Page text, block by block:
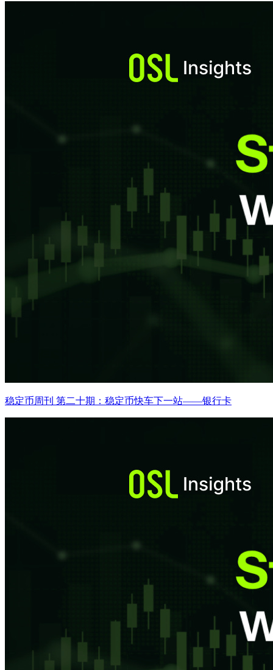
稳定币周刊 第二十期：稳定币快车下一站——银行卡